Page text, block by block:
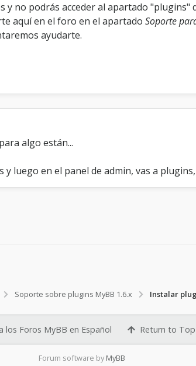
no podrás acceder al apartado
aquí en el foro en el apartado Soporte
ayudarte.
algo están...
luego en el panel de admin, vas a
Soporte sobre plugins MyBB 1.6.x Instalar
los Foros MyBB en Español Return to Top
Forum software by MyBB